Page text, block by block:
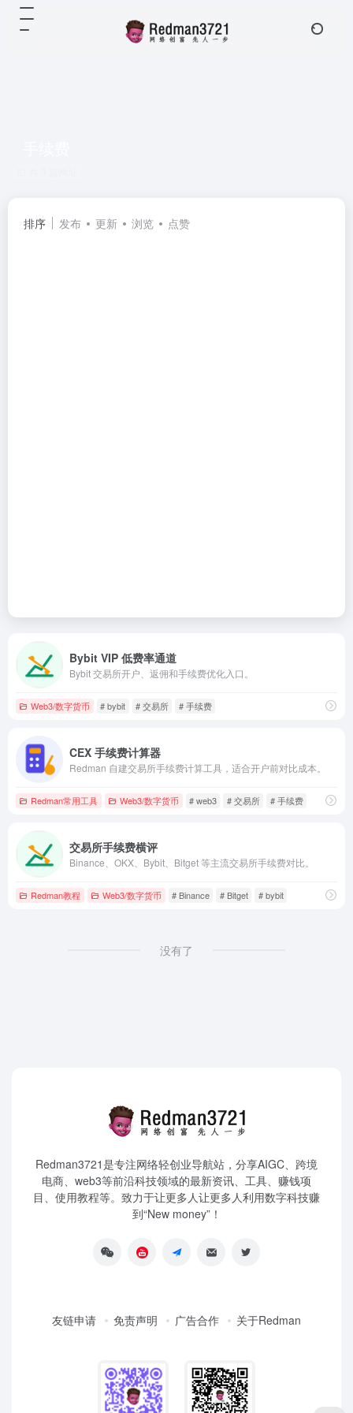
排序 发布 更新 浏览 点赞
Bybit VIP 低费率通道
Bybit 交易所开户、返佣和手续费优化入口。
Web3/数字货币 # bybit # 交易所 # 手续费
CEX 手续费计算器
Redman 自建交易所手续费计算工具，适合开户前对比成本。
Redman常用工具 Web3/数字货币 # web3 # 交易所 # 手续费
交易所手续费横评
Binance、OKX、Bybit、Bitget 等主流交易所手续费对比。
Redman教程 Web3/数字货币 # Binance # Bitget # bybit
没有了
Redman3721是专注网络轻创业导航站，分享AIGC、跨境
电商、web3等前沿科技领域的最新资讯、工具、赚钱项
目、使用教程等。致力于让更多人让更多人利用数字科技赚
到“New money”！
友链申请 免责声明 广告合作 关于Redman